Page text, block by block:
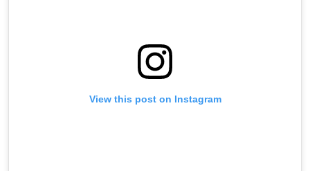
View this post on Instagram